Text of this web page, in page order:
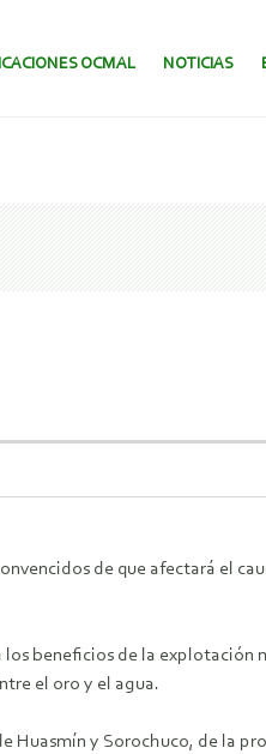
OCMAL NOTICIAS
de que afectará el
beneficios de la explotación
el oro y el agua.
Huasmín y Sorochuco, de la